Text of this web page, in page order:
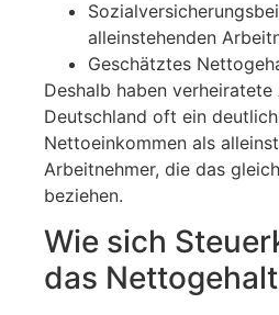
alleinstehenden
Geschätztes
Deshalb haben
Deutschland oft ein
Nettoeinkommen als
Arbeitnehmer, die das
beziehen.
Wie sich
das